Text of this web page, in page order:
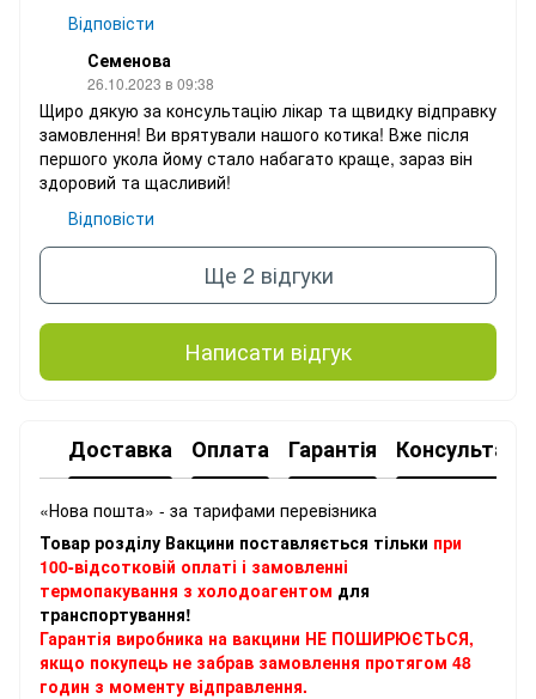
Відповісти
Семенова
26.10.2023 в 09:38
Щиро дякую за консультацію лікар та щвидку відправку
замовлення! Ви врятували нашого котика! Вже після
першого укола йому стало набагато краще, зараз він
здоровий та щасливий!
Відповісти
Ще 2 відгуки
Написати відгук
Доставка Оплата Гарантія Консультація
«Нова пошта» - за тарифами перевізника
Товар розділу Вакцини поставляється тільки при
100-відсотковій оплаті і замовленні
термопакування з холодоагентом для
транспортування!
Гарантія виробника на вакцини НЕ ПОШИРЮЄТЬСЯ,
якщо покупець не забрав замовлення протягом 48
годин з моменту відправлення.